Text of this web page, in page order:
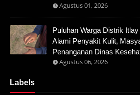
Agustus 01, 2026
Puluhan Warga Distrik
Alami Penyakit Kulit,
Penanganan Dinas
Agustus 06, 2026
Labels